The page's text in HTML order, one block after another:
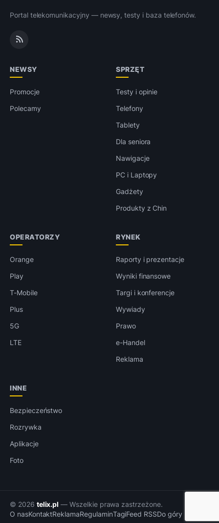
Portal telekomunikacyjny — newsy, testy i baza telefonów.
NEWSY
Promocje
Polecamy
SPRZĘT
Testy i opinie
Telefony
Tablety
Dla seniora
Nawigacje
PC i Laptopy
Gadżety
Produkty z Chin
OPERATORZY
Orange
Play
T-Mobile
Plus
5G
LTE
RYNEK
Raporty i prezentacje
Wyniki finansowe
Targi i konferencje
Wywiady
Prawo
e-Handel
Reklama
INNE
Bezpieczeństwo
Rozrywka
Aplikacje
Foto
© 2026 telix.pl — Wszelkie prawa zastrzeżone.
O nasKontaktReklamaRegulaminTagiFeed RSSDo góry ↑